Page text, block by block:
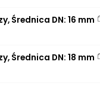
Średnica DN: 16 mm
Średnica DN: 18 mm